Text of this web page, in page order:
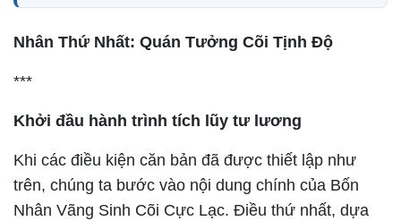
Nhân Thứ Nhất: Quán Tưởng Cõi Tịnh Độ
***
Khởi đầu hành trình tích lũy tư lương
Khi các điều kiện căn bản đã được thiết lập như
trên, chúng ta bước vào nội dung chính của Bốn
Nhân Vãng Sinh Cõi Cực Lạc. Điều thứ nhất, dựa